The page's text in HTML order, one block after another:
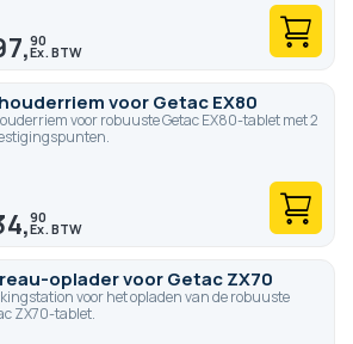
90
voor Getac EX80
voor robuuste Getac EX80-tablet met 2
90
oplader voor Getac ZX70
voor het opladen van de robuuste
ZX70-tablet.